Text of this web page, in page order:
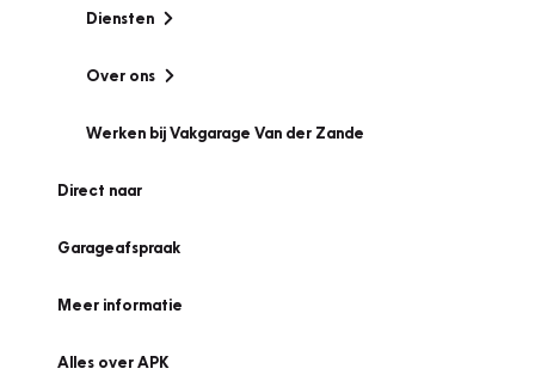
Diensten
Over ons
Werken bij Vakgarage Van der Zande
Direct naar
Garageafspraak
Meer informatie
Alles over APK